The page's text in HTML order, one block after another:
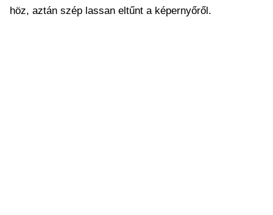
höz, aztán szép lassan eltűnt a képernyőről.